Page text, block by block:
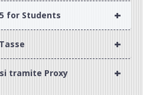
+
for Students
+
Tasse
+
tramite Proxy